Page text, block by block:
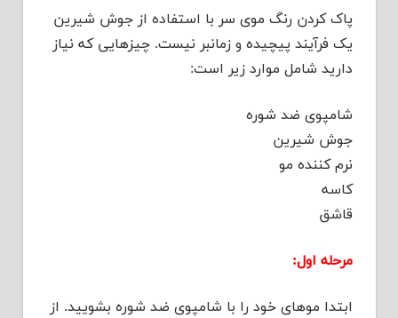
پاک کردن رنگ موی سر با استفاده از جوش شیرین
یک فرآیند پیچیده و زمانبر نیست. چیزهایی که نیاز
دارید شامل موارد زیر است:
شامپوی ضد شوره
جوش شیرین
نرم کننده مو
کاسه
قاشق
مرحله اول:
ابتدا موهای خود را با شامپوی ضد شوره بشویید. از